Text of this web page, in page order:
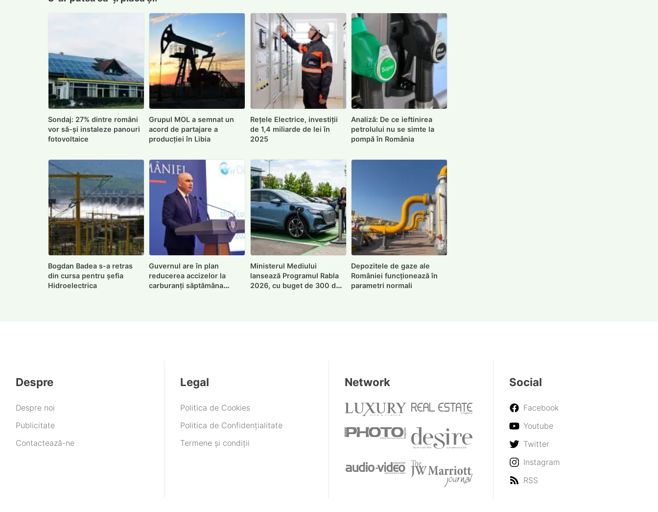
Sondaj: 27% dintre români
vor să-și instaleze panouri
fotovoltaice
Grupul MOL a semnat un
acord de partajare a
producției în Libia
Rețele Electrice, investiții
de 1,4 miliarde de lei în
2025
Analiză: De ce ieftinirea
petrolului nu se simte la
pompă în România
Bogdan Badea s-a retras
din cursa pentru șefia
Hidroelectrica
Guvernul are în plan
reducerea accizelor la
carburanți săptămâna
Ministerul Mediului
lansează Programul Rabla
2026, cu buget de 300 de
Depozitele de gaze ale
României funcționează în
parametri normali
Despre
Despre noi
Publicitate
Contactează-ne
Legal
Politica de Cookies
Politica de Confidențialitate
Termene și condiții
Network Social
Facebook
Youtube
Twitter
Instagram
RSS